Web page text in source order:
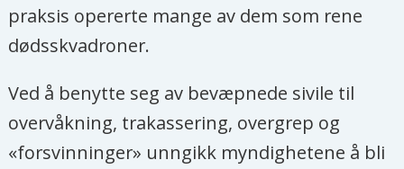
praksis opererte mange av dem som rene
dødsskvadroner.
Ved å benytte seg av bevæpnede sivile til
overvåkning, trakassering, overgrep og
«forsvinninger» unngikk myndighetene å bli